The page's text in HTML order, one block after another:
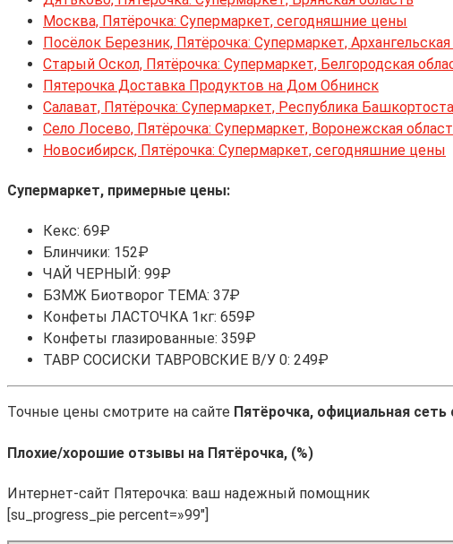
Москва, Пятёрочка: Супермаркет, сегодняшние цены
Посёлок Березник, Пятёрочка: Супермаркет, Архангельская
Старый Оскол, Пятёрочка: Супермаркет, Белгородская
Пятерочка Доставка Продуктов на Дом Обнинск
Салават, Пятёрочка: Супермаркет, Республика
Село Лосево, Пятёрочка: Супермаркет, Воронежская
Новосибирск, Пятёрочка: Супермаркет, сегодняшние цены
Супермаркет, примерные цены:
Кекс: 69₽
Блинчики: 152₽
ЧАЙ ЧЕРНЫЙ: 99₽
БЗМЖ Биотворог ТЕМА: 37₽
Конфеты ЛАСТОЧКА 1кг: 659₽
Конфеты глазированные: 359₽
ТАВР СОСИСКИ ТАВРОВСКИЕ В/У 0: 249₽
Точные цены смотрите на сайте Пятёрочка, официальная сеть
Плохие/хорошие отзывы на Пятёрочка, (%)
Интернет-сайт Пятерочка: ваш надежный помощник
[su_progress_pie percent=»99″]